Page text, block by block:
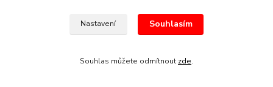
Přidat do košíku
Nastavení Souhlasím
Souhlas můžete odmítnout zde.